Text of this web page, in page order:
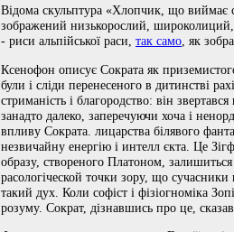
Відома скульптура «Хлопчик, що виймає
зображений низькорослий,
- риси альпійської раси, так само , як
Ксенофон описує Сократа як
були і сліди перенесеного в дитинстві
стриманість і благородство: він
занадто далеко, заперечуючи хоча і
впливу Сократа. лицарства білявого
незвичайну енергію і интелл єкта. Це
образу, створеного Платоном,
расологіческой точки зору, що
такий дух. Коли софіст і фізіогноміка
розуму. Сократ, дізнавшись про це,